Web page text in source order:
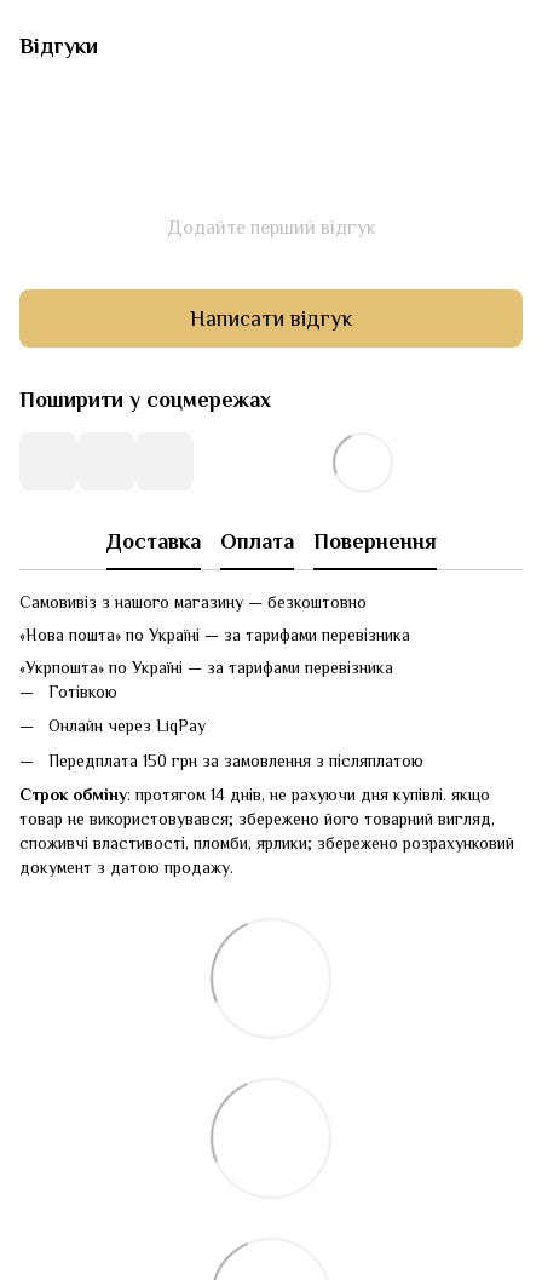
Відгуки
Додайте перший відгук
Написати відгук
Поширити у соцмережах
Доставка Оплата Повернення
Самовивіз з нашого магазину — безкоштовно
«Нова пошта» по Україні — за тарифами перевізника
«Укрпошта» по Україні — за тарифами перевізника
Готівкою
Онлайн через LiqPay
Передплата 150 грн за замовлення з післяплатою
Строк обміну: протягом 14 днів, не рахуючи дня купівлі. якщо
товар не використовувався; збережено його товарний вигляд,
споживчі властивості, пломби, ярлики; збережено розрахунковий
документ з датою продажу.